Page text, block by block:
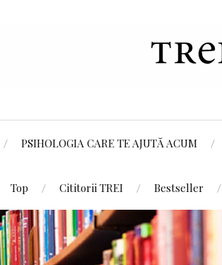
PSIHOLOGIA CARE TE AJUTĂ ACUM
Top Cititorii TREI Bestseller